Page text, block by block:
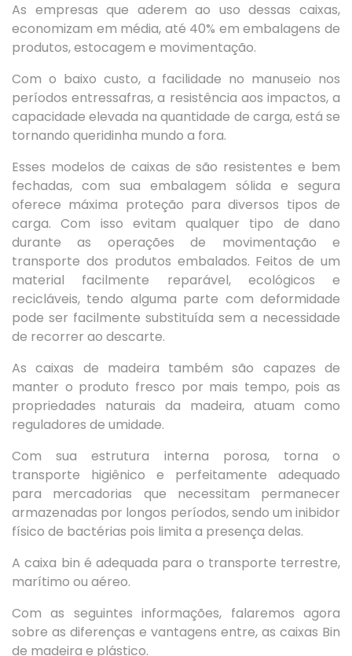
As empresas que aderem ao uso dessas caixas,
economizam em média, até 40% em embalagens de
produtos, estocagem e movimentação.
Com o baixo custo, a facilidade no manuseio nos
períodos entressafras, a resistência aos impactos, a
capacidade elevada na quantidade de carga, está se
tornando queridinha mundo a fora.
Esses modelos de caixas de são resistentes e bem
fechadas, com sua embalagem sólida e segura
oferece máxima proteção para diversos tipos de
carga. Com isso evitam qualquer tipo de dano
durante as operações de movimentação e
transporte dos produtos embalados. Feitos de um
material facilmente reparável, ecológicos e
recicláveis, tendo alguma parte com deformidade
pode ser facilmente substituída sem a necessidade
de recorrer ao descarte.
As caixas de madeira também são capazes de
manter o produto fresco por mais tempo, pois as
propriedades naturais da madeira, atuam como
reguladores de umidade.
Com sua estrutura interna porosa, torna o
transporte higiênico e perfeitamente adequado
para mercadorias que necessitam permanecer
armazenadas por longos períodos, sendo um inibidor
físico de bactérias pois limita a presença delas.
A caixa bin é adequada para o transporte terrestre,
marítimo ou aéreo.
Com as seguintes informações, falaremos agora
sobre as diferenças e vantagens entre, as caixas Bin
de madeira e plástico.